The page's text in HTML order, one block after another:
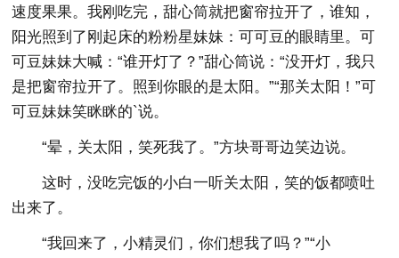
速度果果。我刚吃完，甜心筒就把窗帘拉开了，谁知，
阳光照到了刚起床的粉粉星妹妹：可可豆的眼睛里。可
可豆妹妹大喊：“谁开灯了？”甜心筒说：“没开灯，我只
是把窗帘拉开了。照到你眼的是太阳。”“那关太阳！”可
可豆妹妹笑眯眯的`说。
“晕，关太阳，笑死我了。”方块哥哥边笑边说。
这时，没吃完饭的小白一听关太阳，笑的饭都喷吐
出来了。
“我回来了，小精灵们，你们想我了吗？”“小